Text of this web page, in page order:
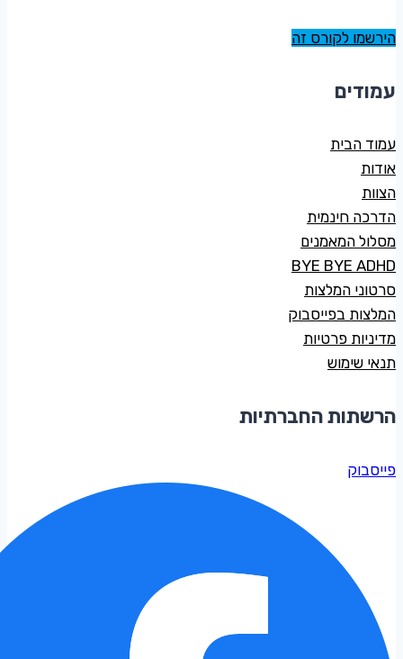
הירשמו לקורס זה
עמודים
עמוד הבית
אודות
הצוות
הדרכה חינמית
מסלול המאמנים
BYE BYE ADHD
סרטוני המלצות
המלצות בפייסבוק
מדיניות פרטיות
תנאי שימוש
הרשתות החברתיות
פייסבוק